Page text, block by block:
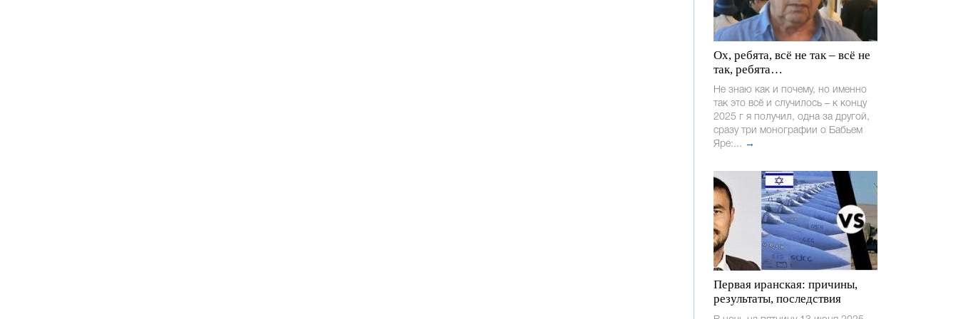
Ох, ребята, всё не так – всё не
так, ребята…
Не знаю как и почему, но именно
так это всё и случилось – к концу
2025 г я получил, одна за другой,
сразу три монографии о Бабьем
Яре:... →
Первая иранская: причины,
результаты, последствия